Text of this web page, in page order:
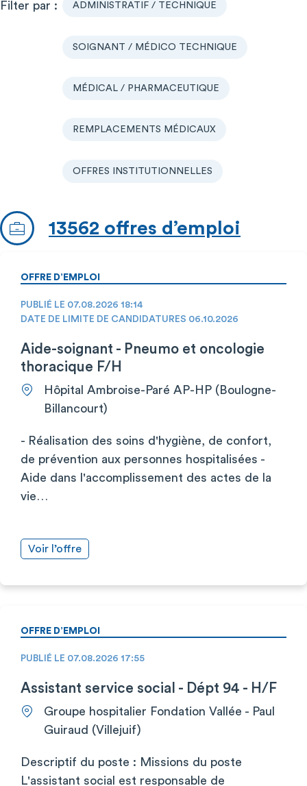
ADMINISTRATIF / TECHNIQUE
SOIGNANT / MÉDICO TECHNIQUE
MÉDICAL / PHARMACEUTIQUE
REMPLACEMENTS MÉDICAUX
OFFRES INSTITUTIONNELLES
13562 offres d’emploi
OFFRE D’EMPLOI
PUBLIÉ LE 07.08.2026 18:14
DATE DE LIMITE DE CANDIDATURES 06.10.2026
Aide-soignant - Pneumo et oncologie
thoracique F/H
Hôpital Ambroise-Paré AP-HP (Boulogne-
Billancourt)
- Réalisation des soins d'hygiène, de confort,
de prévention aux personnes hospitalisées -
Aide dans l'accomplissement des actes de la
vie…
Voir l’offre
OFFRE D’EMPLOI
PUBLIÉ LE 07.08.2026 17:55
Assistant service social - Dépt 94 - H/F
Groupe hospitalier Fondation Vallée - Paul
Guiraud (Villejuif)
Descriptif du poste : Missions du poste
L'assistant social est responsable de